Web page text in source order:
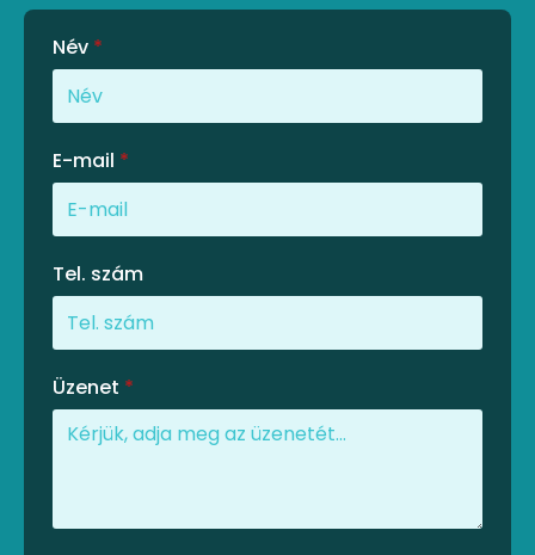
Név *
E-mail *
Tel. szám
Üzenet *